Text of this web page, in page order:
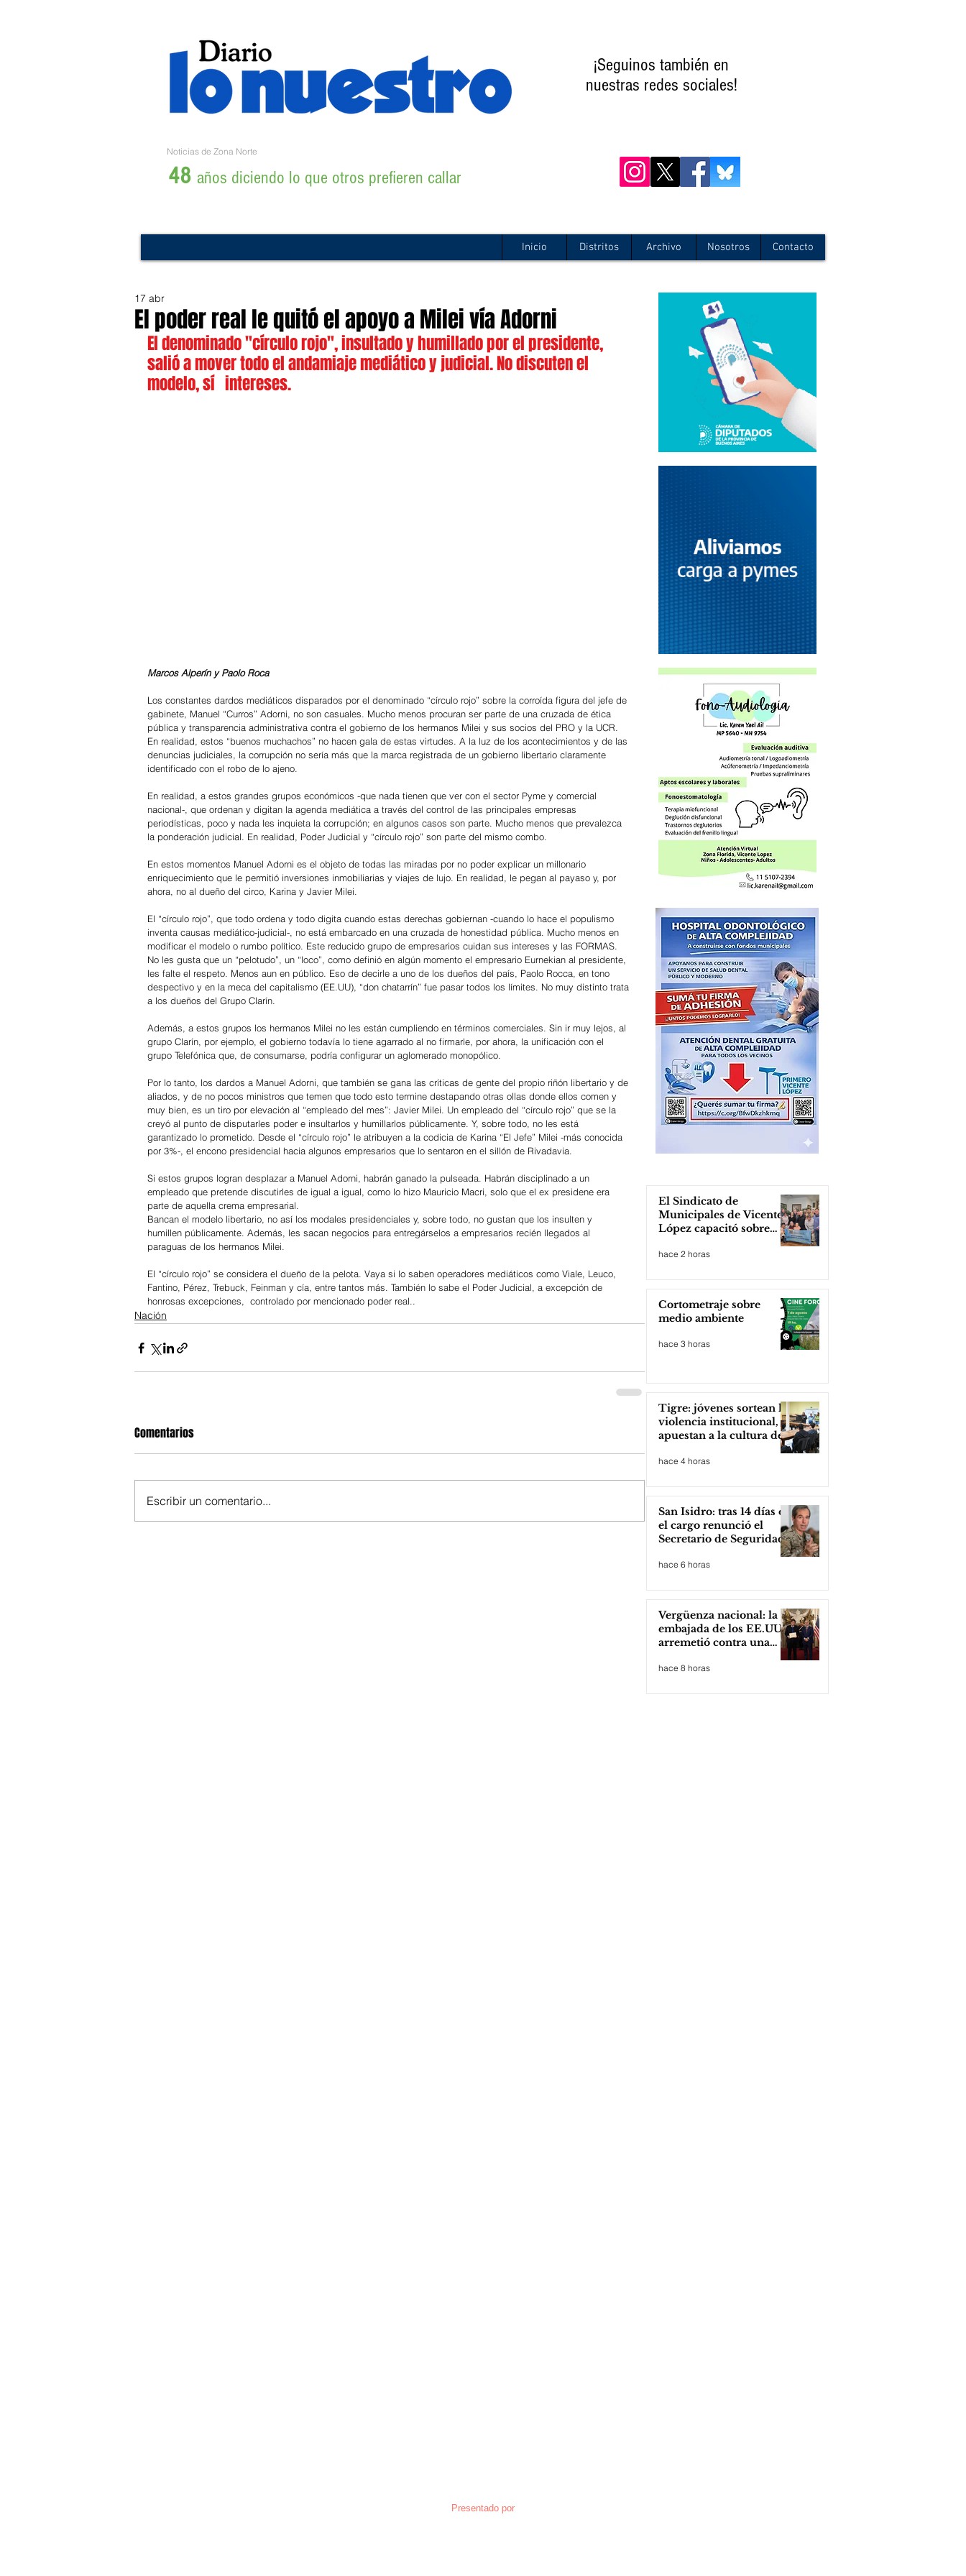
¡Seguinos también en
nuestras redes sociales!
Noticias de Zona Norte
48 años diciendo lo que otros prefieren callar
Inicio Distritos Archivo Nosotros Contacto
El poder real le quitó el apoyo a Milei vía Adorni
17 abr
El denominado "círculo rojo", insultado y humillado por el presidente,
salió a mover todo el andamiaje mediático y judicial. No discuten el
modelo, sí   intereses.
Marcos Alperín y Paolo Roca
Los constantes dardos mediáticos disparados por el denominado “círculo rojo” sobre la corroída figura del jefe de
gabinete, Manuel “Curros” Adorni, no son casuales. Mucho menos procuran ser parte de una cruzada de ética
pública y transparencia administrativa contra el gobierno de los hermanos Milei y sus socios del PRO y la UCR.
En realidad, estos “buenos muchachos” no hacen gala de estas virtudes. A la luz de los acontecimientos y de las
denuncias judiciales, la corrupción no sería más que la marca registrada de un gobierno libertario claramente
identificado con el robo de lo ajeno.
En realidad, a estos grandes grupos económicos -que nada tienen que ver con el sector Pyme y comercial
nacional-, que ordenan y digitan la agenda mediática a través del control de las principales empresas
periodísticas, poco y nada les inquieta la corrupción; en algunos casos son parte. Mucho menos que prevalezca
la ponderación judicial. En realidad, Poder Judicial y “círculo rojo” son parte del mismo combo.
En estos momentos Manuel Adorni es el objeto de todas las miradas por no poder explicar un millonario
enriquecimiento que le permitió inversiones inmobiliarias y viajes de lujo. En realidad, le pegan al payaso y, por
ahora, no al dueño del circo, Karina y Javier Milei.
El “círculo rojo”, que todo ordena y todo digita cuando estas derechas gobiernan -cuando lo hace el populismo
inventa causas mediático-judicial-, no está embarcado en una cruzada de honestidad pública. Mucho menos en
modificar el modelo o rumbo político. Este reducido grupo de empresarios cuidan sus intereses y las FORMAS.
No les gusta que un “pelotudo”, un “loco”, como definió en algún momento el empresario Eurnekian al presidente,
les falte el respeto. Menos aun en público. Eso de decirle a uno de los dueños del país, Paolo Rocca, en tono
despectivo y en la meca del capitalismo (EE.UU), “don chatarrín” fue pasar todos los límites. No muy distinto trata
a los dueños del Grupo Clarín.
Además, a estos grupos los hermanos Milei no les están cumpliendo en términos comerciales. Sin ir muy lejos, al
grupo Clarín, por ejemplo, el gobierno todavía lo tiene agarrado al no firmarle, por ahora, la unificación con el
grupo Telefónica que, de consumarse, podría configurar un aglomerado monopólico.
Por lo tanto, los dardos a Manuel Adorni, que también se gana las críticas de gente del propio riñón libertario y de
aliados, y de no pocos ministros que temen que todo esto termine destapando otras ollas donde ellos comen y
muy bien, es un tiro por elevación al “empleado del mes”: Javier Milei. Un empleado del “círculo rojo” que se la
creyó al punto de disputarles poder e insultarlos y humillarlos públicamente. Y, sobre todo, no les está
garantizado lo prometido. Desde el “círculo rojo” le atribuyen a la codicia de Karina “El Jefe” Milei -más conocida
por 3%-, el encono presidencial hacia algunos empresarios que lo sentaron en el sillón de Rivadavia.
Si estos grupos logran desplazar a Manuel Adorni, habrán ganado la pulseada. Habrán disciplinado a un
empleado que pretende discutirles de igual a igual, como lo hizo Mauricio Macri, solo que el ex presidene era
parte de aquella crema empresarial.
Bancan el modelo libertario, no así los modales presidenciales y, sobre todo, no gustan que los insulten y
humillen públicamente. Además, les sacan negocios para entregárselos a empresarios recién llegados al
paraguas de los hermanos Milei.
El “círculo rojo” se considera el dueño de la pelota. Vaya si lo saben operadores mediáticos como Viale, Leuco,
Fantino, Pérez, Trebuck, Feinman y cía, entre tantos más. También lo sabe el Poder Judicial, a excepción de
honrosas excepciones,  controlado por mencionado poder real..
Nación
Comentarios
Escribir un comentario...
El Sindicato de
Municipales de Vicente
López capacitó sobre
hace 2 horas
Cortometraje sobre
medio ambiente
hace 3 horas
Tigre: jóvenes sortean la
violencia institucional,
apuestan a la cultura del
hace 4 horas
San Isidro: tras 14 días en
el cargo renunció el
Secretario de Seguridad
hace 6 horas
Vergüenza nacional: la
embajada de los EE.UU
arremetió contra una
hace 8 horas
Presentado por